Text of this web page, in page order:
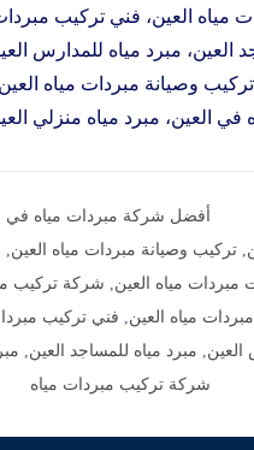
مياه العين، فني تركيب
العين، مبرد مياه للمدارس
تركيب وصيانة مبردات مياه
في العين، مبرد مياه منزلي
أفضل شركة مبردات مياه في
تركيب وصيانة مبردات مياه العين
مبردات مياه العين
شركة تركيب
مياه العين فني تركيب
العين
مبرد مياه للمساجد العين
شركة تركيب مبردات مياه